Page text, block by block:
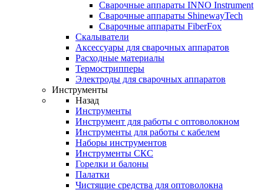
Сварочные аппараты INNO Instrument
Сварочные аппараты ShinewayTech
Cварочные аппараты FiberFox
Скалыватели
Аксессуары для сварочных аппаратов
Расходные материалы
Термострипперы
Электроды для сварочных аппаратов
Инструменты
Назад
Инструменты
Инструмент для работы с оптоволокном
Инструменты для работы с кабелем
Наборы инструментов
Инструменты СКС
Горелки и балоны
Палатки
Чистящие средства для оптоволокна